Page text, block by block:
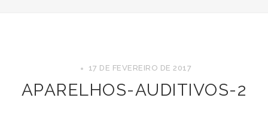
17 DE FEVEREIRO DE 2017
APARELHOS-AUDITIVOS-2